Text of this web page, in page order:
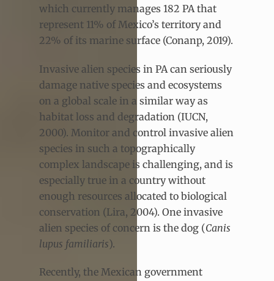
which currently manages 182 PA that
represent 11% of Mexico’s territory and
22% of its marine surface (Conanp, 2019).
Invasive alien species in PA can seriously
damage native species and ecosystems
on a global scale in a similar way as
habitat loss and degradation (IUCN,
2000). Monitor and control invasive alien
species in such a topographically
complex landscape is challenging, and is
especially true in a country without
enough resources allocated to biological
conservation (Lira, 2004). One invasive
alien species of concern is the dog (Canis
lupus familiaris).
Recently, the Mexican government